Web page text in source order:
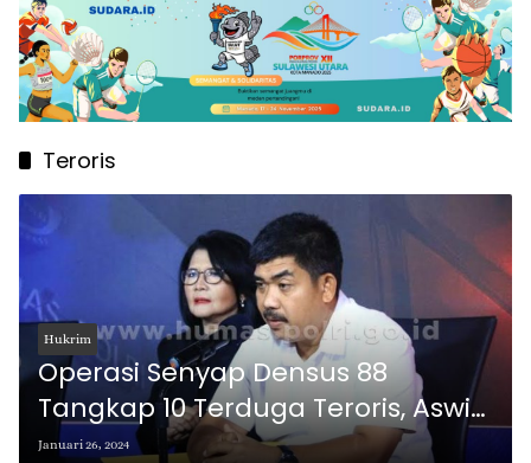
Teroris
Hukrim
Operasi Senyap Densus 88
Tangkap 10 Terduga Teroris, Aswin
Siregar: Tim Masih Bekerja Intensif
Januari 26, 2024